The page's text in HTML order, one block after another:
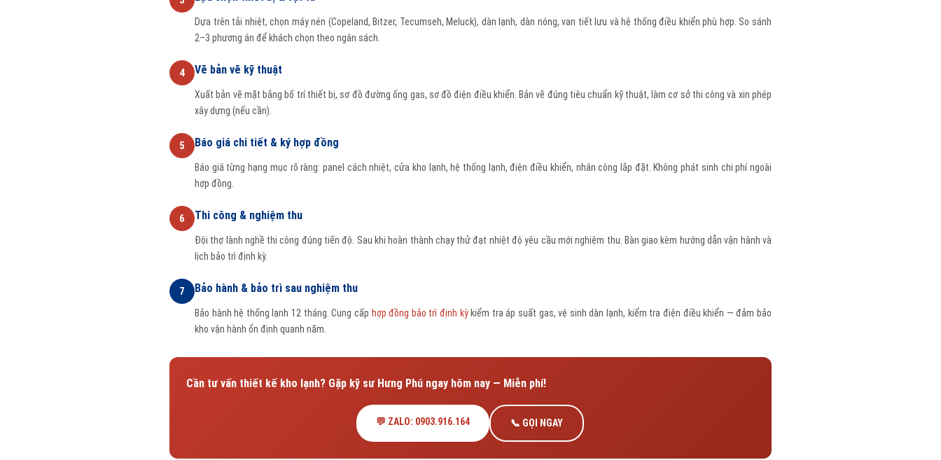
Dựa trên tải nhiệt, chọn máy nén (Copeland, Bitzer, Tecumseh, Meluck), dàn lạnh, dàn nóng, van tiết lưu và hệ thống điều khiển phù hợp. So sánh
2–3 phương án để khách chọn theo ngân sách.
4 Vẽ bản vẽ kỹ thuật
Xuất bản vẽ mặt bằng bố trí thiết bị, sơ đồ đường ống gas, sơ đồ điện điều khiển. Bản vẽ đúng tiêu chuẩn kỹ thuật, làm cơ sở thi công và xin phép
xây dựng (nếu cần).
5 Báo giá chi tiết & ký hợp đồng
Báo giá từng hạng mục rõ ràng: panel cách nhiệt, cửa kho lạnh, hệ thống lạnh, điện điều khiển, nhân công lắp đặt. Không phát sinh chi phí ngoài
hợp đồng.
6 Thi công & nghiệm thu
Đội thợ lành nghề thi công đúng tiến độ. Sau khi hoàn thành chạy thử đạt nhiệt độ yêu cầu mới nghiệm thu. Bàn giao kèm hướng dẫn vận hành và
lịch bảo trì định kỳ.
7 Bảo hành & bảo trì sau nghiệm thu
Bảo hành hệ thống lạnh 12 tháng. Cung cấp hợp đồng bảo trì định kỳkiểm tra áp suất gas, vệ sinh dàn lạnh, kiểm tra điện điều khiển — đảm bảo
kho vận hành ổn định quanh năm.
Cần tư vấn thiết kế kho lạnh? Gặp kỹ sư Hưng Phú ngay hôm nay — Miễn phí!
💬 ZALO: 0903.916.164 📞 GỌI NGAY